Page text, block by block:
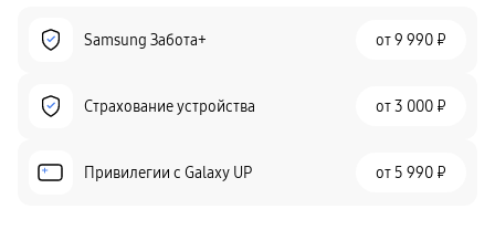
Samsung Забота+ от9 990 ₽
Страхование устройства от3 000 ₽
Привилегии c Galaxy UP от 5 990 ₽